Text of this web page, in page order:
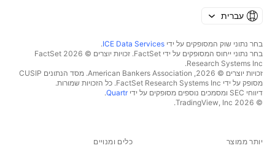
עברית
בחר נתוני שוק המסופקים על ידי ICE Data Services
.
בחר נתוני ייחוס המסופקים על ידי FactSet. זכויות יוצרים © 2026 ‏FactSet
Research Systems Inc.‏
זכויות יוצרים © 2026, ‏American Bankers Association. מסד הנתונים CUSIP
מסופק על ידי FactSet Research Systems Inc. כל הזכויות שמורות.
דיווחי SEC ומסמכים נוספים מסופקים על ידי
Quartr
.
© 2026 ‏TradingView, Inc.‏
יותר ממוצר כלים ומנויים